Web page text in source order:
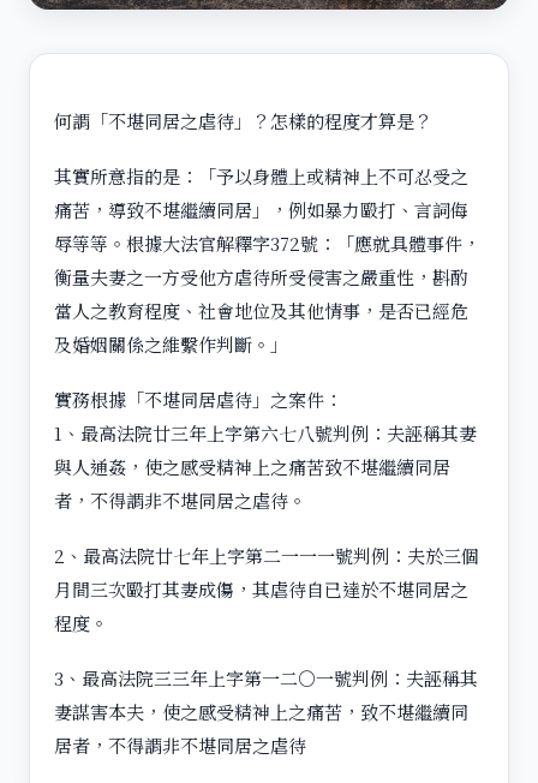
何謂「不堪同居之虐待」？怎樣的程度才算是？
其實所意指的是：「予以身體上或精神上不可忍受之
痛苦，導致不堪繼續同居」，例如暴力毆打、言詞侮
辱等等。根據大法官解釋字372號：「應就具體事件，
衡量夫妻之一方受他方虐待所受侵害之嚴重性，斟酌
當人之教育程度、社會地位及其他情事，是否已經危
及婚姻關係之維繫作判斷。」
實務根據「不堪同居虐待」之案件：
1、最高法院廿三年上字第六七八號判例：夫誣稱其妻
與人通姦，使之感受精神上之痛苦致不堪繼續同居
者，不得謂非不堪同居之虐待。
2、最高法院廿七年上字第二一一一號判例：夫於三個
月間三次毆打其妻成傷，其虐待自已達於不堪同居之
程度。
3、最高法院三三年上字第一二○一號判例：夫誣稱其
妻謀害本夫，使之感受精神上之痛苦，致不堪繼續同
居者，不得謂非不堪同居之虐待